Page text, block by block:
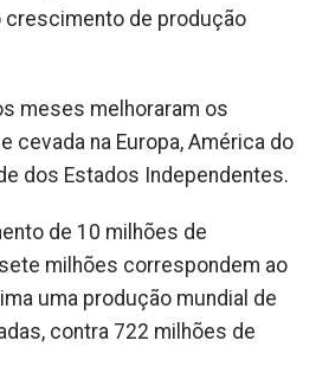
de produção
meses melhoraram os
cevada na Europa, América do
dos Estados Independentes.
de 10 milhões de
milhões correspondem ao
uma produção mundial de
contra 722 milhões de